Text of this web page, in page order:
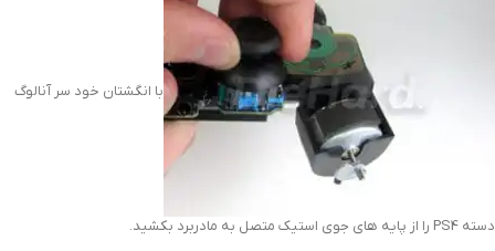
با انگشتان خود سر آنالوگ
دسته PS4 را از پایه های جوی استیک متصل به مادربرد بکشید.